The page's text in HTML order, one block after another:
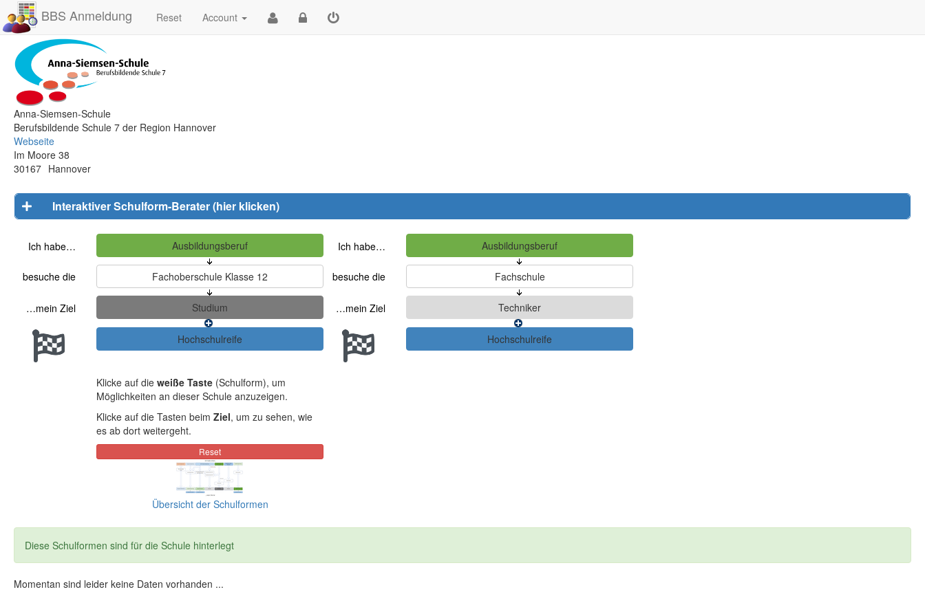
BBS Anmeldung Reset Account
Anna-Siemsen-Schule
Berufsbildende Schule 7 der Region Hannover
Webseite
Im Moore 38
30167 Hannover
Interaktiver Schulform-Berater (hier klicken)
Ich habe…
besuche die
…mein Ziel
Ich habe…
besuche die
…mein Ziel
Klicke auf die weiße Taste (Schulform), um
Möglichkeiten an dieser Schule anzuzeigen.
Klicke auf die Tasten beim Ziel, um zu sehen, wie
es ab dort weitergeht.
Übersicht der Schulformen
Diese Schulformen sind für die Schule hinterlegt
Momentan sind leider keine Daten vorhanden ...